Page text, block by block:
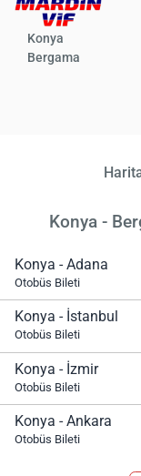
Konya
Bergama
Konya -
Konya - Adana
Otobüs Bileti
Konya - İstanbul
Otobüs Bileti
Konya - İzmir
Otobüs Bileti
Konya - Ankara
Otobüs Bileti